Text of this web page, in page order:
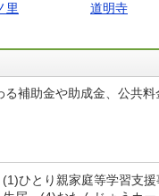
里 道明寺
補助金や助成金、公共
(1)ひとり親家庭等学習支